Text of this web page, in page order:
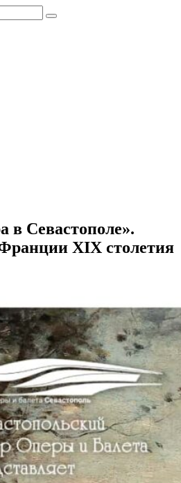
в Севастополе».
XIX столетия